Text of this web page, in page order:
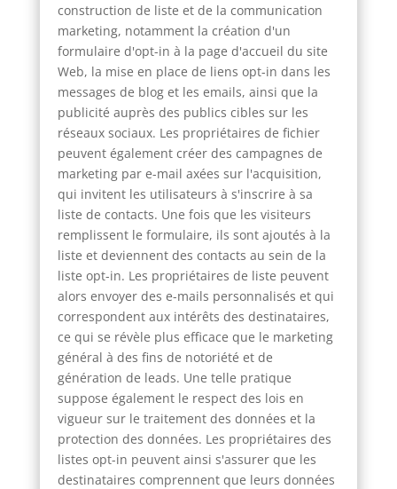
construction de liste et de la communication
marketing, notamment la création d'un
formulaire d'opt-in à la page d'accueil du site
Web, la mise en place de liens opt-in dans les
messages de blog et les emails, ainsi que la
publicité auprès des publics cibles sur les
réseaux sociaux. Les propriétaires de fichier
peuvent également créer des campagnes de
marketing par e-mail axées sur l'acquisition,
qui invitent les utilisateurs à s'inscrire à sa
liste de contacts. Une fois que les visiteurs
remplissent le formulaire, ils sont ajoutés à la
liste et deviennent des contacts au sein de la
liste opt-in. Les propriétaires de liste peuvent
alors envoyer des e-mails personnalisés et qui
correspondent aux intérêts des destinataires,
ce qui se révèle plus efficace que le marketing
général à des fins de notoriété et de
génération de leads. Une telle pratique
suppose également le respect des lois en
vigueur sur le traitement des données et la
protection des données. Les propriétaires des
listes opt-in peuvent ainsi s'assurer que les
destinataires comprennent que leurs données